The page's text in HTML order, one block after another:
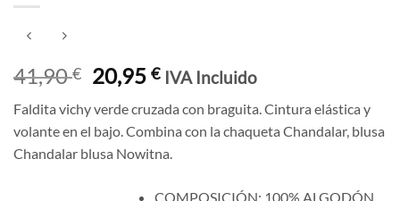
41,90€ El
precio
original
era:
41,90 €.
20,95€El
actual
es:
20,95 €.
IVA Incluido
Faldita vichy verde cruzada con braguita. Cintura elástica y
volante en el bajo. Combina con la chaqueta Chandalar, blusa
Chandalar blusa Nowitna.
COMPOSICIÓN: 100% ALGODÓN